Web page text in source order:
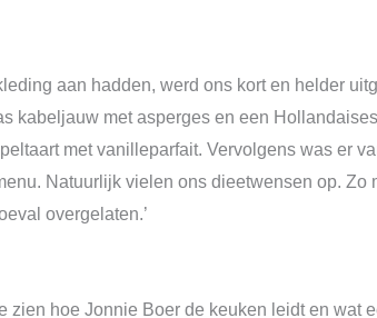
aan hadden, werd ons kort en helder
kabeljauw met asperges en een
met vanilleparfait. Vervolgens was er
Natuurlijk vielen ons dieetwensen op.
overgelaten.’
zien hoe Jonnie Boer de keuken leidt en